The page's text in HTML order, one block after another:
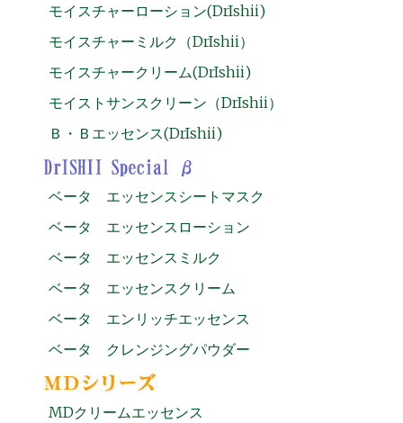
モイスチャーローション(DrIshii)
モイスチャーミルク（DrIshii）
モイスチャークリーム(DrIshii)
モイストサンスクリーン（DrIshii）
Ｂ・Ｂエッセンス(DrIshii)
ベータ エッセンスシートマスク
ベータ エッセンスローション
ベータ エッセンスミルク
ベータ エッセンスクリーム
ベータ エンリッチエッセンス
ベータ クレンジングパウダー
MDクリームエッセンス